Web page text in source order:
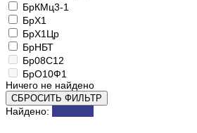
БрКМц3-1
БрХ1
БрХ1Цр
БрНБТ
Бр08С12
БрО10Ф1
Ничего не найдено
СБРОСИТЬ ФИЛЬТР
Найдено: